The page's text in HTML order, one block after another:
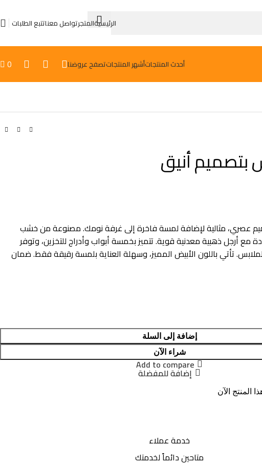
الرئيسيةالمتجرتواصل معناتتبع الطلبات
أحدث المنتجاتأشهر المنتجاتتصفح عروضنا  0
بتصميم أنيق
عصري، مثالية لإضافة لمسة فاخرة إلى غرفة نومك. مصنوعة من خشب
مع أرجل ذهبية معدنية قوية. تتميز بخمسة أبواب وأدراج للتخزين، وتوفر
تأتي باللون الأبيض المميز، وسهلة العناية بلمسة رقيقة فقط. ضمان
إضافة إلى السلة
شراء الآن
Add to compare
إضافة للمفضلة
المنتج الآن
خدمة عملاء
متاحين دائماً لخدمتك